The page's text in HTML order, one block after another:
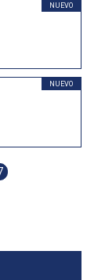
NUEVO
NUEVO